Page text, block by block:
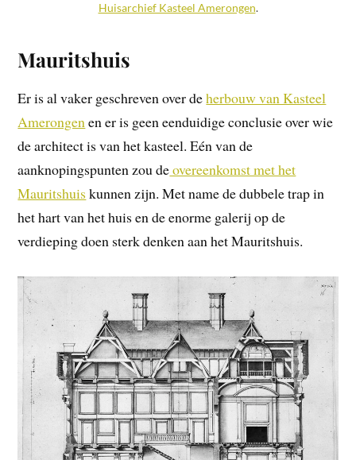
Huisarchief Kasteel Amerongen.
Mauritshuis
Er is al vaker geschreven over deherbouw van Kasteel
Amerongenen er is geen eenduidige conclusie over wie
de architect is van het kasteel. Eén van de
aanknopingspunten zou deovereenkomst met het
Mauritshuis kunnen zijn. Met name de dubbele trap in
het hart van het huis en de enorme galerij op de
verdieping doen sterk denken aan het Mauritshuis.